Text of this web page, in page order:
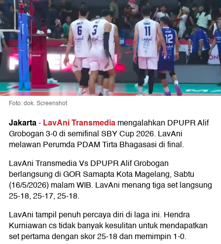
Foto: dok. Screenshot
Jakarta-LavAni Transmediamengalahkan DPUPR Alif
Grobogan 3-0 di semifinal SBY Cup 2026. LavAni
melawan Perumda PDAM Tirta Bhagasasi di final.
LavAni Transmedia Vs DPUPR Alif Grobogan
berlangsung di GOR Samapta Kota Magelang, Sabtu
(16/5/2026) malam WIB. LavAni menang tiga set langsung
25-18, 25-17, 25-18.
LavAni tampil penuh percaya diri di laga ini. Hendra
Kurniawan cs tidak banyak kesulitan untuk mendapatkan
set pertama dengan skor 25-18 dan memimpin 1-0.